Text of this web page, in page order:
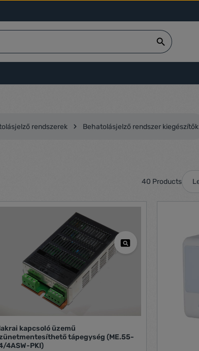
rendszerek Behatolásjelző rendszer kiegészítők
40 Products
kapcsoló üzemű
tápegység (ME.55-
4ASW-PKI)